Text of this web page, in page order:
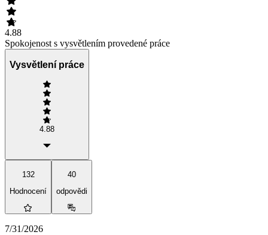
4.88
Spokojenost s vysvětlením provedené práce
Vysvětlení práce
4.88
132
Hodnocení
40
odpovědi
7/31/2026